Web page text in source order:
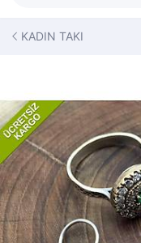
KADIN TAKI